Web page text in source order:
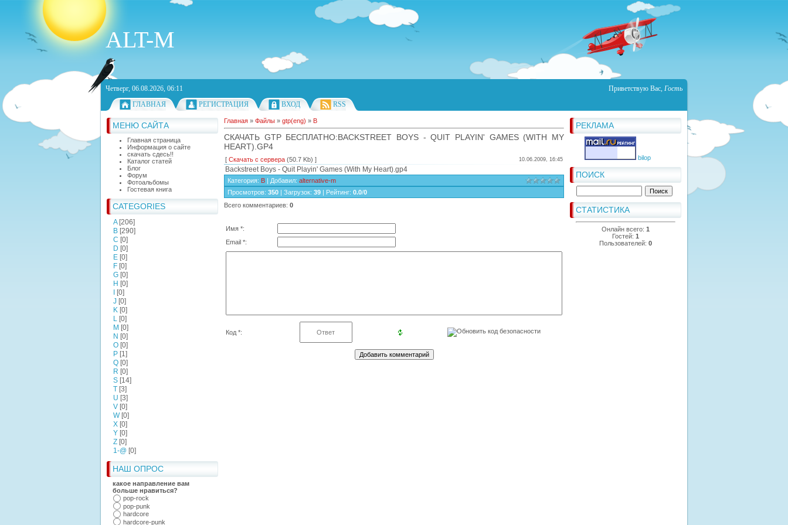
ALT-M
Четверг, 06.08.2026, 06:11 Приветствую Вас, Гость
ГЛАВНАЯ
РЕГИСТРАЦИЯ ВХОД RSS
МЕНЮ САЙТА
Главная страница
Информация о сайте
скачать сдесь!!
Каталог статей
Блог
Форум
Фотоальбомы
Гостевая книга
CATEGORIES
A [206]
B [290]
C [0]
D [0]
E [0]
F [0]
G [0]
H [0]
[0]
J [0]
K [0]
L [0]
M [0]
N [0]
O [0]
P [1]
Q [0]
R [0]
S [14]
T [3]
U [3]
V [0]
W [0]
X [0]
Y [0]
Z [0]
1-@ [0]
НАШ ОПРОС
какое направление вам
больше нравиться?
pop-rock
pop-punk
hardcore
hardcore-punk
РЕКЛАМА
bilop
ПОИСК
СТАТИСТИКА
Онлайн всего: 1
Гостей: 1
Пользователей: 0
Главная » Файлы » gtp(eng) » B
СКАЧАТЬ GTP БЕСПЛАТНО:BACKSTREET BOYS - QUIT PLAYIN' GAMES (WITH MY
HEART).GP4
[ Скачать с сервера (50.7 Kb) ] 10.06.2009, 16:45
Backstreet Boys - Quit Playin' Games (With My Heart).gp4
Категория: B | Добавил: alternative-m
Просмотров: 350 | Загрузок: 39 | Рейтинг: 0.0/0
Всего комментариев: 0
Имя *:
Email *:
Код *: